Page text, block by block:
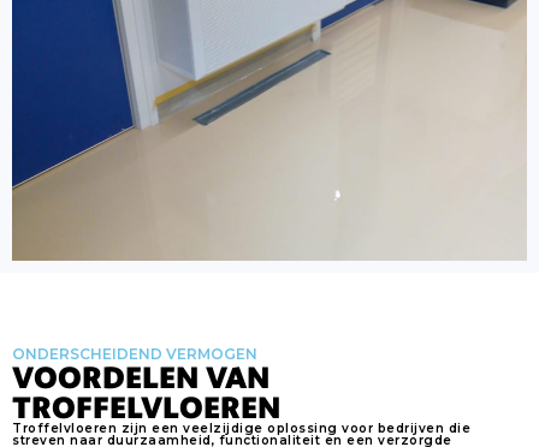
ONDERSCHEIDEND VERMOGEN
VOORDELEN VAN
TROFFELVLOEREN
Troffelvloeren zijn een veelzijdige oplossing voor bedrijven die
streven naar duurzaamheid, functionaliteit en een verzorgde